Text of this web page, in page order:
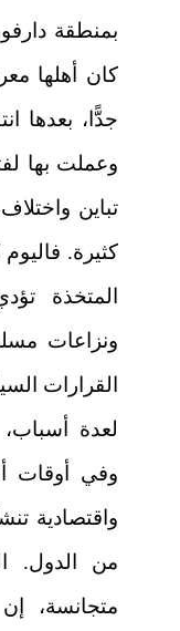
بمنطقة
كان أهلها
جدًّا، بعدها
وعملت بها
تباين
كثيرة.
المتخذة
ونزاعات
القرارات
لعدة
وفي أوقات
واقتصادية
من الدول.
متجانسة،